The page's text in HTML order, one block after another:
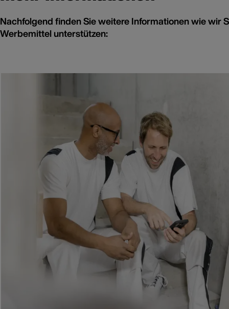
Nachfolgend finden Sie weitere Informationen wie wir
Werbemittel unterstützen: